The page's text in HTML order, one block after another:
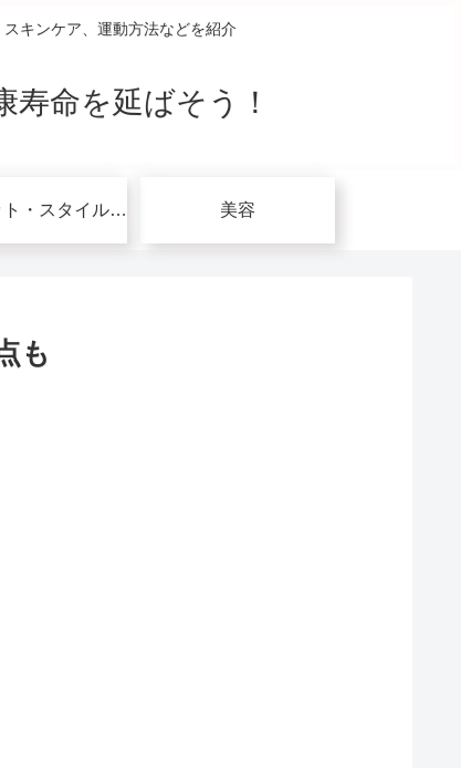
キンケア、運動方法などを紹介
命を延ばそう！
ダイエット・スタイルアップ関連 美容
も